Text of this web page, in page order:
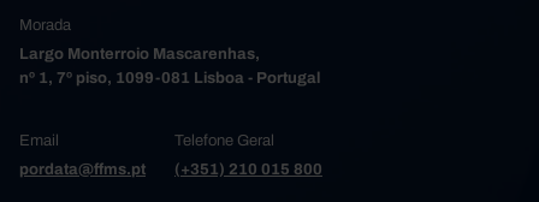
Morada
Largo Monterroio Mascarenhas,
nº 1, 7º piso, 1099-081 Lisboa - Portugal
Email
pordata@ffms.pt
Telefone Geral
(+351) 210 015 800